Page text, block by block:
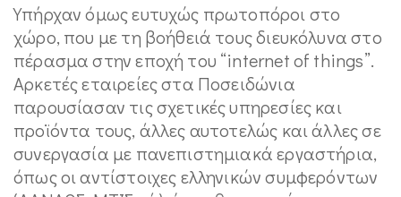
Υπήρχαν όμως ευτυχώς πρωτοπόροι στο
χώρο, που με τη βοήθειά τους διευκόλυνα στο
πέρασμα στην εποχή του “internet of things”.
Αρκετές εταιρείες στα Ποσειδώνια
παρουσίασαν τις σχετικές υπηρεσίες και
προϊόντα τους, άλλες αυτοτελώς και άλλες σε
συνεργασία με πανεπιστημιακά εργαστήρια,
όπως οι αντίστοιχες ελληνικών συμφερόντων